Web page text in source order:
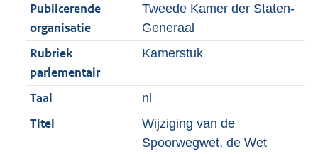
Publicerende
organisatie
Tweede Kamer der Staten-
Generaal
Rubriek
parlementair
Kamerstuk
Taal nl
Titel
Wijziging van de
Spoorwegwet, de Wet